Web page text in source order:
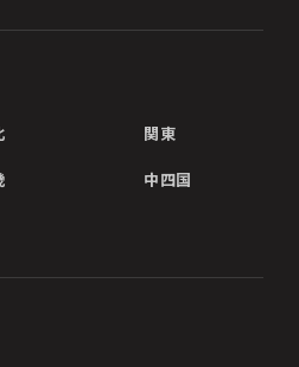
関東
中四国